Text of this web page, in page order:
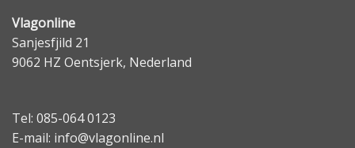
Vlagonline
Sanjesfjild 21
9062 HZ Oentsjerk, Nederland
Tel: 085-064 0123
E-mail: info@vlagonline.nl